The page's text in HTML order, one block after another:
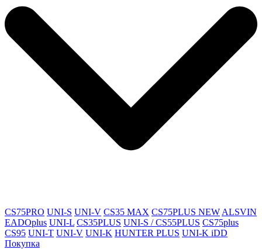
CS75PRO UNI-S UNI-V CS35 MAX CS75PLUS NEW ALSVIN
EADOplus UNI-L CS35PLUS UNI-S / CS55PLUS CS75plus
CS95 UNI-T UNI-V UNI-K HUNTER PLUS UNI-K iDD
Покупка